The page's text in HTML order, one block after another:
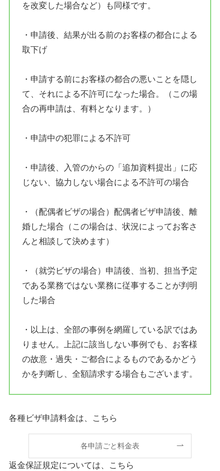
を改変した場合など）も同様です。
・申請後、結果が出る前のお客様の都合による
取下げ
・申請する前にお客様の都合の悪いことを隠し
て、それによる不許可になった場合。（この場
合の再申請は、有料となります。）
・申請中の犯罪による不許可
・申請後、入管のからの「追加資料提出」に応
じない、協力しない場合による不許可の場合
・（配偶者ビザの場合）配偶者ビザ申請後、離
婚した場合（この場合は、状況によってお客さ
んと相談して決めます）
・（就労ビザの場合）申請後、当初、担当予定
である業務ではない業務に従事することが判明
した場合
・以上は、全部の事例を網羅している訳ではあ
りません。上記に該当しない事例でも、お客様
の故意・過失・ご都合によるものであるかどう
かを判断し、全額請求する場合もございます。
各種ビザ申請料金は、こちら
各申請ごと料金表
返金保証規定については、こちら